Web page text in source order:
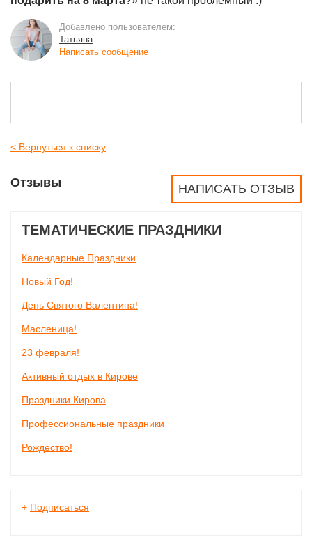
Добавлено пользователем:
Татьяна
Написать сообщение
< Вернуться к списку
НАПИСАТЬ ОТЗЫВ
Отзывы
ТЕМАТИЧЕСКИЕ ПРАЗДНИКИ
Календарные Праздники
Новый Год!
День Святого Валентина!
Масленица!
23 февраля!
Активный отдых в Кирове
Праздники Кирова
Профессиональные праздники
Рождество!
+ Подписаться